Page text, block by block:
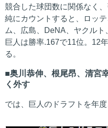
競合した球団数に関係なく
純にカウントすると、ロッ
ム、広島、DeNA、ヤクルト
巨人は勝率.167で11位。12
る。
奥川恭伸、根尾昂、清宮
く外す
では、巨人のドラフトを年度